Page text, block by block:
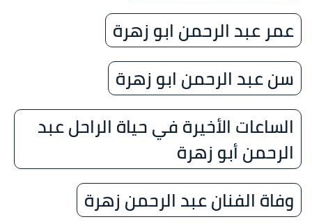
عمر عبد الرحمن ابو زهرة
سن عبد الرحمن ابو زهرة
الساعات الأخيرة في حياة الراحل عبد
الرحمن أبو زهرة
وفاة الفنان عبد الرحمن زهرة